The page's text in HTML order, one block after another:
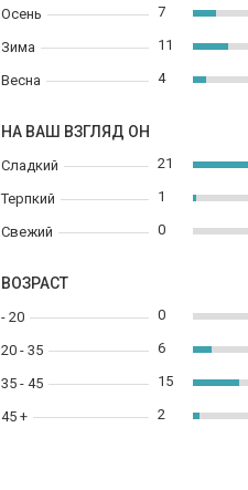
Осень
Зима
Весна
7
11
4
НА ВАШ ВЗГЛЯД ОН
Сладкий
Терпкий
Свежий
21
1
0
ВОЗРАСТ
- 20
20 - 35
35 - 45
45 +
0
6
15
2